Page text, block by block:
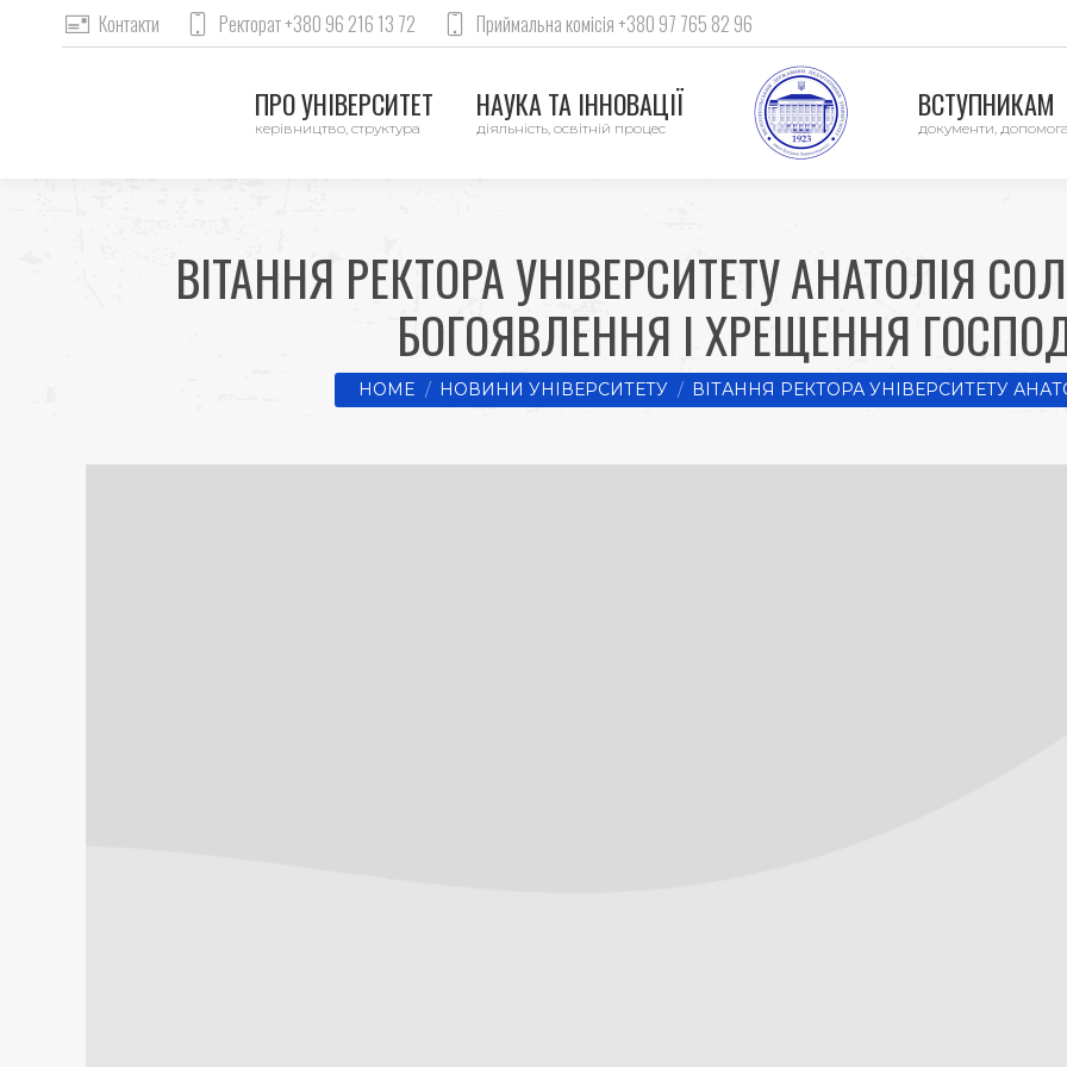
Контакти Ректорат +380 96 216 13 72 Приймальна комісія +380 97 765 82 96
ПРО УНІВЕРСИТЕТ
керівництво, структура
НАУКА ТА ІННОВАЦІЇ
діяльність, освітній процес
ВСТУПНИКАМ
документи,
ВІТАННЯ РЕКТОРА УНІВЕРСИТЕТУ АНАТОЛІЯ
БОГОЯВЛЕННЯ І ХРЕЩЕННЯ
You are here:
HOME НОВИНИ УНІВЕРСИТЕТУ ВІТАННЯ РЕКТОРА УНІВЕРСИТЕТУ